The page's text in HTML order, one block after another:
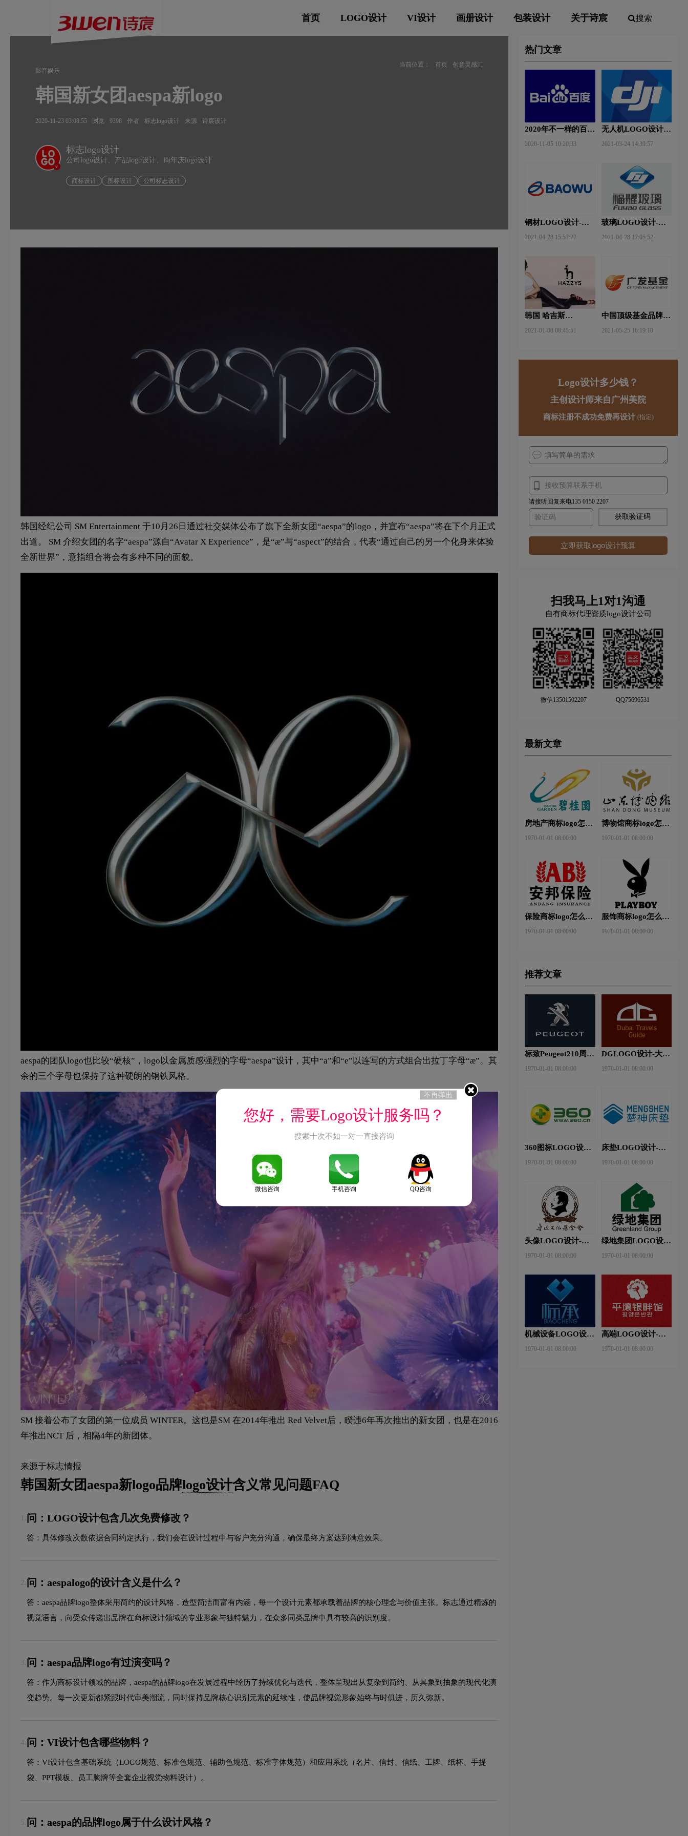
首页 LOGO设计 VI设计 画册设计 包装设计 关于诗宸 搜索
当前位置： 首页
创意灵感汇
影音娱乐
韩国新女团aespa新logo
2020-11-23 03:08:55 浏览 9398 作者 标志logo设计 来源 诗宸设计
v
标志logo设计
公司logo设计、产品logo设计、周年庆logo设计
商标设计 图标设计 公司标志设计
韩国经纪公司 SM Entertainment 于10月26日通过社交媒体公布了旗下全新女团“aespa”的logo，并宣布“aespa”将在下个月正式
出道。 SM 介绍女团的名字“aespa”源自“Avatar X Experience”，是“æ”与“aspect”的结合，代表“通过自己的另一个化身来体验
全新世界”，意指组合将会有多种不同的面貌。
aespa的团队logo也比较“硬核”，logo以金属质感强烈的字母“aespa”设计，其中“a”和“e”以连写的方式组合出拉丁字母“æ”。其
余的三个字母也保持了这种硬朗的钢铁风格。
SM 接着公布了女团的第一位成员 WINTER。这也是SM 在2014年推出 Red Velvet后，睽违6年再次推出的新女团，也是在2016
年推出NCT 后，相隔4年的新团体。
来源于标志情报
韩国新女团aespa新logo品牌logo设计含义常见问题FAQ
问：LOGO设计包含几次免费修改？
答：具体修改次数依据合同约定执行，我们会在设计过程中与客户充分沟通，确保最终方案达到满意效果。
2. 问：aespalogo的设计含义是什么？
答：aespa品牌logo整体采用简约的设计风格，造型简洁而富有内涵，每一个设计元素都承载着品牌的核心理念与价值主张。标志通过精炼的
视觉语言，向受众传递出品牌在商标设计领域的专业形象与独特魅力，在众多同类品牌中具有较高的识别度。
3. 问：aespa品牌logo有过演变吗？
答：作为商标设计领域的品牌，aespa的品牌logo在发展过程中经历了持续优化与迭代，整体呈现出从复杂到简约、从具象到抽象的现代化演
变趋势。每一次更新都紧跟时代审美潮流，同时保持品牌核心识别元素的延续性，使品牌视觉形象始终与时俱进，历久弥新。
4. 问：VI设计包含哪些物料？
答：VI设计包含基础系统（LOGO规范、标准色规范、辅助色规范、标准字体规范）和应用系统（名片、信封、信纸、工牌、纸杯、手提
袋、PPT模板、员工胸牌等全套企业视觉物料设计）。
5. 问：aespa的品牌logo属于什么设计风格？
热门文章
2020年不一样的百度
2020-11-05 10:20:33
无人机LOGO设计-
计
2021-03-24 14:39:57
钢材LOGO设计-宝
2021-04-28 15:57:27
玻璃LOGO设计-
logo设计
2021-04-28 17:05:52
韩国 哈吉斯
更新LOGO
2021-01-08 08:45:51
中国顶级基金品牌
领先品牌
2021-05-25 16:19:10
Logo设计多少钱？
主创设计师来自广州美院
商标注册不成功免费再设计 (指定)
请接听回复来电135 0150 2207
获取验证码
立即获取logo设计预算
扫我马上1对1沟通
自有商标代理资质logo设计公司
微信13501502207 QQ75696531
最新文章
房地产商标logo怎么
地品牌logo设计
1970-01-01 08:00:00
博物馆商标logo怎么
首都博物馆品牌logo
1970-01-01 08:00:00
保险商标logo怎么
保险品牌logo设计
1970-01-01 08:00:00
服饰商标logo怎么
品牌logo设计
1970-01-01 08:00:00
推荐文章
标致Peugeot210周年
1970-01-01 08:00:00
DGLOGO设计-大观
1970-01-01 08:00:00
360图标LOGO设计-
logo设计
1970-01-01 08:00:00
床垫LOGO设计-梦
1970-01-01 08:00:00
头像LOGO设计-鲁
计
1970-01-01 08:00:00
绿地集团LOGO设
logo设计
1970-01-01 08:00:00
机械设备LOGO设
logo设计
1970-01-01 08:00:00
高端LOGO设计-平
计
1970-01-01 08:00:00
不再弹出
您好，需要Logo设计服务吗？
搜索十次不如一对一直接咨询
微信咨询 手机咨询 QQ咨询